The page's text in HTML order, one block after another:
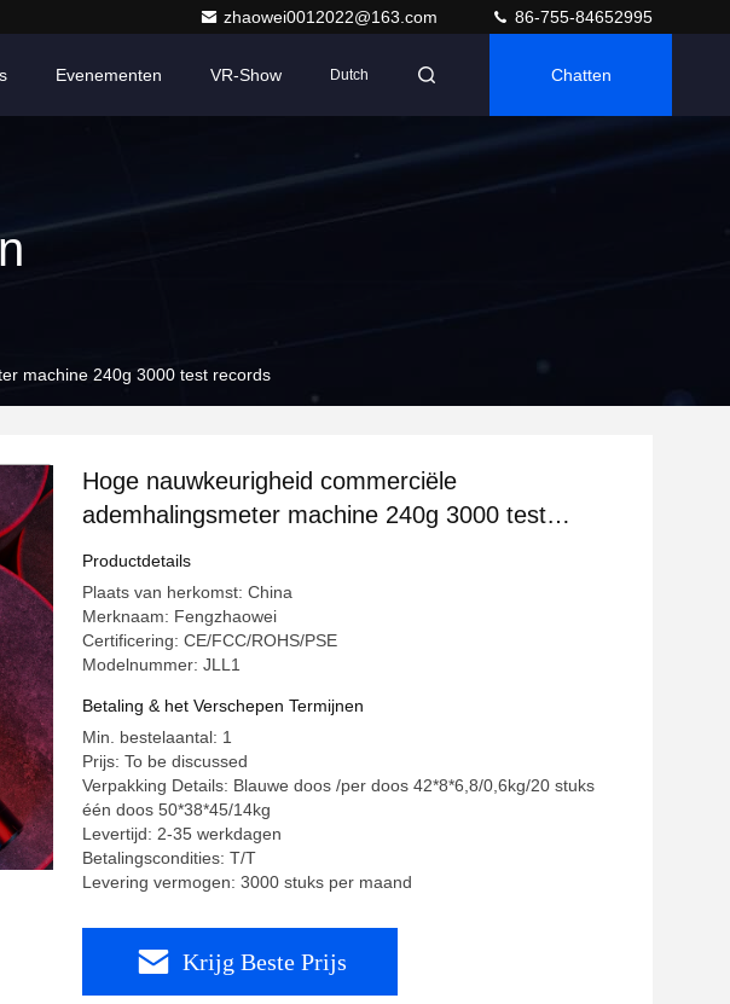
zhaowei0012022@163.com 86-755-84652995
Evenementen VR-Show Dutch Chatten
machine 240g 3000 test records
Hoge nauwkeurigheid commerciële
ademhalingsmeter machine 240g 3000 test
records
Productdetails
Plaats van herkomst: China
Merknaam: Fengzhaowei
Certificering: CE/FCC/ROHS/PSE
Modelnummer: JLL1
Betaling & het Verschepen Termijnen
Min. bestelaantal: 1
Prijs: To be discussed
Verpakking Details: Blauwe doos /per doos 42*8*6,8/0,6kg/20 stuks
één doos 50*38*45/14kg
Levertijd: 2-35 werkdagen
Betalingscondities: T/T
Levering vermogen: 3000 stuks per maand
Krijg Beste Prijs